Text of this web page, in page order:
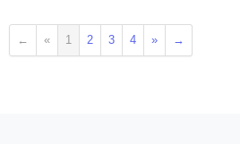
← « 1 2 3 4 » →